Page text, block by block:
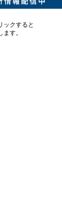
ックすると
す。